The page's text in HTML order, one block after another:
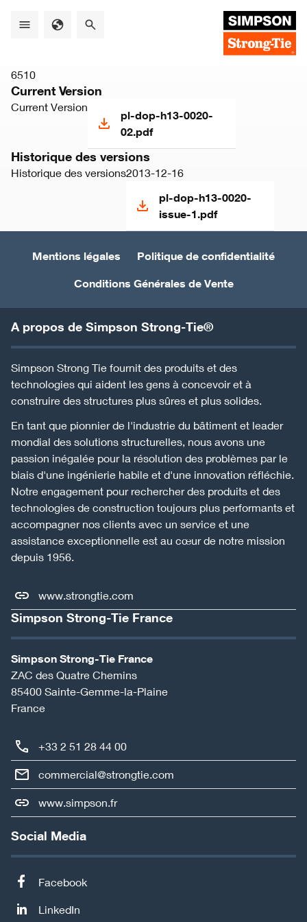
6510
Current Version
Current Version
pl-dop-h13-0020-
02.pdf
Historique des versions
Historique des versions2013-12-16
pl-dop-h13-0020-
issue-1.pdf
Mentions légales Politique de confidentialité
Conditions Générales de Vente
A propos de Simpson Strong-Tie®
Simpson Strong Tie fournit des produits et des
technologies qui aident les gens à concevoir et à
construire des structures plus sûres et plus solides.
En tant que pionnier de l'industrie du bâtiment et leader
mondial des solutions structurelles, nous avons une
passion inégalée pour la résolution des problèmes par le
biais d'une ingénierie habile et d'une innovation réfléchie.
Notre engagement pour rechercher des produits et des
technologies de construction toujours plus performants et
accompagner nos clients avec un service et une
assistance exceptionnelle est au cœur de notre mission
depuis 1956.
www.strongtie.com
Simpson Strong-Tie France
Simpson Strong-Tie France
ZAC des Quatre Chemins
85400 Sainte-Gemme-la-Plaine
France
+33 2 51 28 44 00
commercial@strongtie.com
www.simpson.fr
Social Media
Facebook
LinkedIn